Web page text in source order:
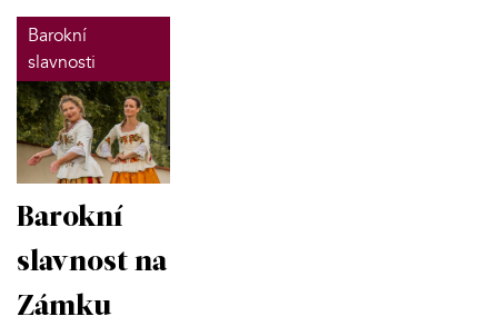
Barokní
slavnosti
Barokní
slavnost na
Zámku